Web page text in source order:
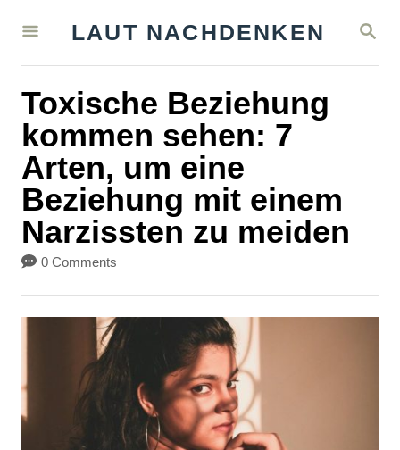
S
A
LAUT NACHDENKEN
Toxische Beziehung
kommen sehen: 7
Arten, um eine
Beziehung mit einem
Narzissten zu meiden
0 Comments